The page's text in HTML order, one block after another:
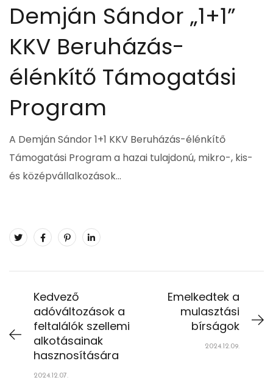
Demján Sándor „1+1”
KKV Beruházás-
élénkítő Támogatási
Program
A Demján Sándor 1+1 KKV Beruházás-élénkítő
Támogatási Program a hazai tulajdonú, mikro-, kis-
és középvállalkozások…
Kedvező
adóváltozások a
feltalálók szellemi
alkotásainak
hasznosítására
2024.12.07.
Emelkedtek a
mulasztási
bírságok
2024.12.09.